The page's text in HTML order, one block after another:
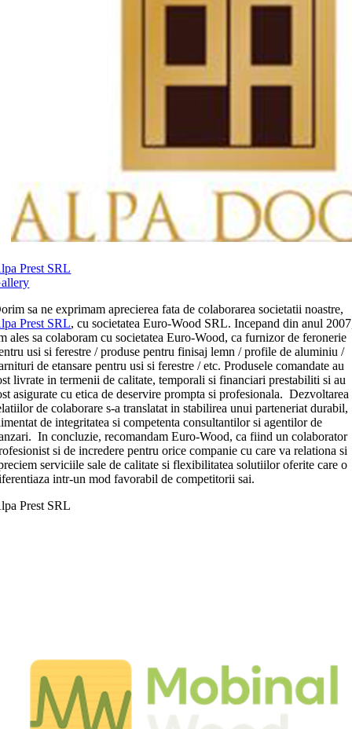
Prest SRL
sa ne exprimam aprecierea fata de colaborarea societatii noastre,
Prest SRL, cu societatea Euro-Wood SRL. Incepand din anul
ales sa colaboram cu societatea Euro-Wood, ca furnizor de feronerie
usi si ferestre / produse pentru finisaj lemn / profile de aluminiu /
de etansare pentru usi si ferestre / etc. Produsele comandate au
livrate in termenii de calitate, temporali si financiari prestabiliti si au
asigurate cu etica de deservire prompta si profesionala. Dezvoltarea
de colaborare s-a translatat in stabilirea unui parteneriat durabil,
de integritatea si competenta consultantilor si agentilor de
In concluzie, recomandam Euro-Wood, ca fiind un colaborator
si de incredere pentru orice companie cu care va relationa si
serviciile sale de calitate si flexibilitatea solutiilor oferite care o
intr-un mod favorabil de competitorii sai.
Prest SRL